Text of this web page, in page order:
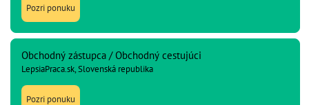
Pozri ponuku
Obchodný zástupca / Obchodný cestujúci
LepsiaPraca.sk, Slovenská republika
Pozri ponuku